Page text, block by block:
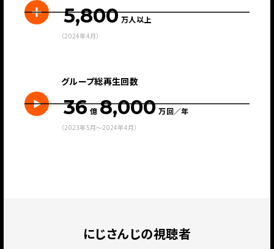
5,800 万人以上
（2024年4月）
グループ総再生回数
36 億 8,000 万回／年
（2023年5月〜2024年4月）
にじさんじの視聴者